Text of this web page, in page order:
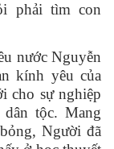
phải tìm con
nước Nguyễn
kính yêu của
cho sự nghiệp
tộc. Mang
Người đã